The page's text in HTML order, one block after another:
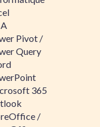
Pivot /
Query
365
/